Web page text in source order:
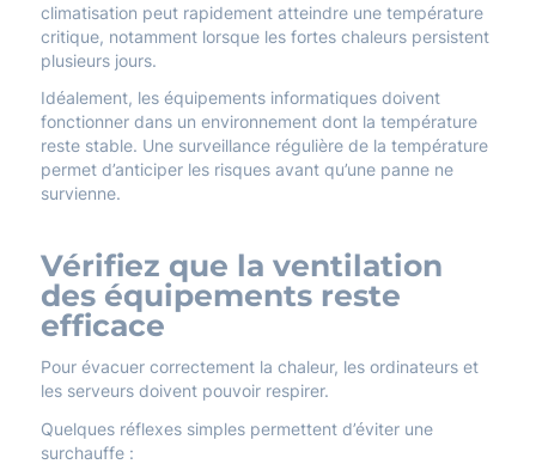
climatisation peut rapidement atteindre une température
critique, notamment lorsque les fortes chaleurs persistent
plusieurs jours.
Idéalement, les équipements informatiques doivent
fonctionner dans un environnement dont la température
reste stable. Une surveillance régulière de la température
permet d’anticiper les risques avant qu’une panne ne
survienne.
Vérifiez que la ventilation
des équipements reste
efficace
Pour évacuer correctement la chaleur, les ordinateurs et
les serveurs doivent pouvoir respirer.
Quelques réflexes simples permettent d’éviter une
surchauffe :